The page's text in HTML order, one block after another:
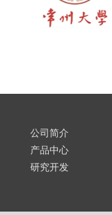
公司简介
产品中心
研究开发